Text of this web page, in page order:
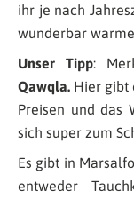
ihr je nach
wunderbar
Unser Tipp:
Qawqla. Hier gibt
Preisen und das
sich super zum
Es gibt in
entweder